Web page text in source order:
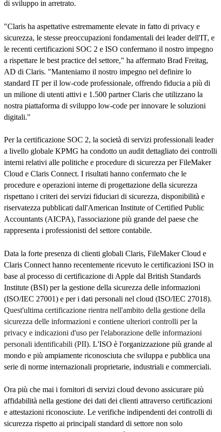
di sviluppo in arretrato.
"Claris ha aspettative estremamente elevate in fatto di privacy e
sicurezza, le stesse preoccupazioni fondamentali dei leader dell'IT, e
le recenti certificazioni SOC 2 e ISO confermano il nostro impegno
a rispettare le best practice del settore," ha affermato Brad Freitag,
AD di Claris. "Manteniamo il nostro impegno nel definire lo
standard IT per il low-code professionale, offrendo fiducia a più di
un milione di utenti attivi e 1.500 partner Claris che utilizzano la
nostra piattaforma di sviluppo low-code per innovare le soluzioni
digitali."
Per la certificazione SOC 2, la società di servizi professionali leader
a livello globale KPMG ha condotto un audit dettagliato dei controlli
interni relativi alle politiche e procedure di sicurezza per FileMaker
Cloud e Claris Connect. I risultati hanno confermato che le
procedure e operazioni interne di progettazione della sicurezza
rispettano i criteri dei servizi fiduciari di sicurezza, disponibilità e
riservatezza pubblicati dall'American Institute of Certified Public
Accountants (AICPA), l'associazione più grande del paese che
rappresenta i professionisti del settore contabile.
Data la forte presenza di clienti globali Claris, FileMaker Cloud e
Claris Connect hanno recentemente ricevuto le certificazioni ISO in
base al processo di certificazione di Apple dal British Standards
Institute (BSI) per la gestione della sicurezza delle informazioni
(ISO/IEC 27001) e per i dati personali nel cloud (ISO/IEC 27018).
Quest'ultima certificazione rientra nell'ambito della gestione della
sicurezza delle informazioni e contiene ulteriori controlli per la
privacy e indicazioni d'uso per l'elaborazione delle informazioni
personali identificabili (PII). L'ISO è l'organizzazione più grande al
mondo e più ampiamente riconosciuta che sviluppa e pubblica una
serie di norme internazionali proprietarie, industriali e commerciali.
Ora più che mai i fornitori di servizi cloud devono assicurare più
affidabilità nella gestione dei dati dei clienti attraverso certificazioni
e attestazioni riconosciute. Le verifiche indipendenti dei controlli di
sicurezza rispetto ai principali standard di settore non solo